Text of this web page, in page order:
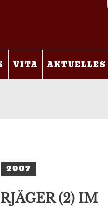
VITA AKTUELLES
2007
(2) IM